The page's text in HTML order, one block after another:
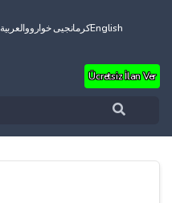
العربيةکرمانجیی خوارووEnglish
Ücretsiz İlan Ver